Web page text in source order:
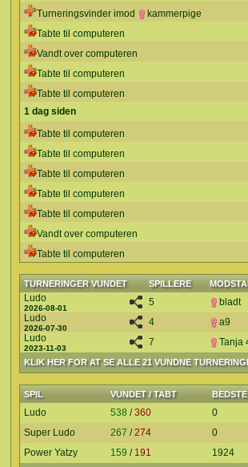
Turneringsvinder imod
kammerpige
Tabte til computeren
Vandt over computeren
Tabte til computeren
Tabte til computeren
1 dag siden
Tabte til computeren
Tabte til computeren
Tabte til computeren
Tabte til computeren
Tabte til computeren
Vandt over computeren
Tabte til computeren
TURNERINGER VUNDET SPILLERE
KLIK HER FOR AT SE ALLE 21 VUNDNE
Ludo
2026-08-01
5
bladt
Ludo
2026-07-30
4
a9
Ludo
2023-11-03
7 Tanja
SPIL VUNDET / TABT
Ludo 538 /360
0
Super Ludo
267 /274
0
Power Yatzy
159 / 191 1924